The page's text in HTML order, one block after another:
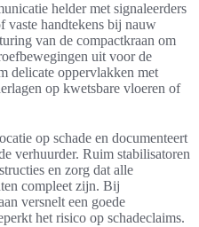
helder met signaleerders
vaste handtekens bij nauw
van de compactkraan om
uit voor de
delicate oppervlakken met
op kwetsbare vloeren of
op schade en documenteert
verhuurder. Ruim stabilisatoren
en zorg dat alle
compleet zijn. Bij
versnelt een goede
het risico op schadeclaims.